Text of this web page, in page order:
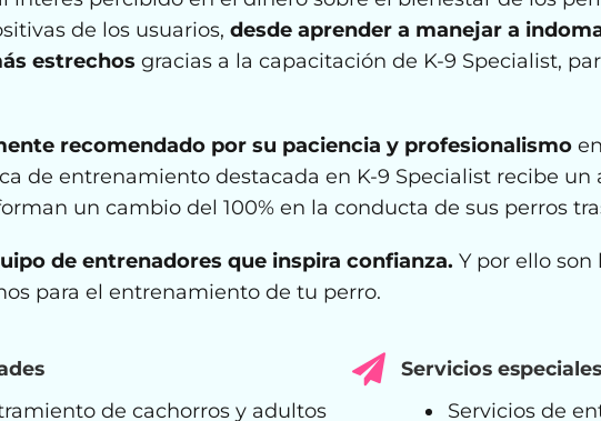
de los usuarios, desde aprender a manejar a
estrechos gracias a la capacitación de K-9 Specialist,
recomendado por su paciencia y profesionalismo
de entrenamiento destacada en K-9 Specialist recibe
un cambio del 100% en la conducta de sus perros
de entrenadores que inspira confianza. Y por ello
para el entrenamiento de tu perro.
de cachorros y adultos
Servicios especiales
Servicios de